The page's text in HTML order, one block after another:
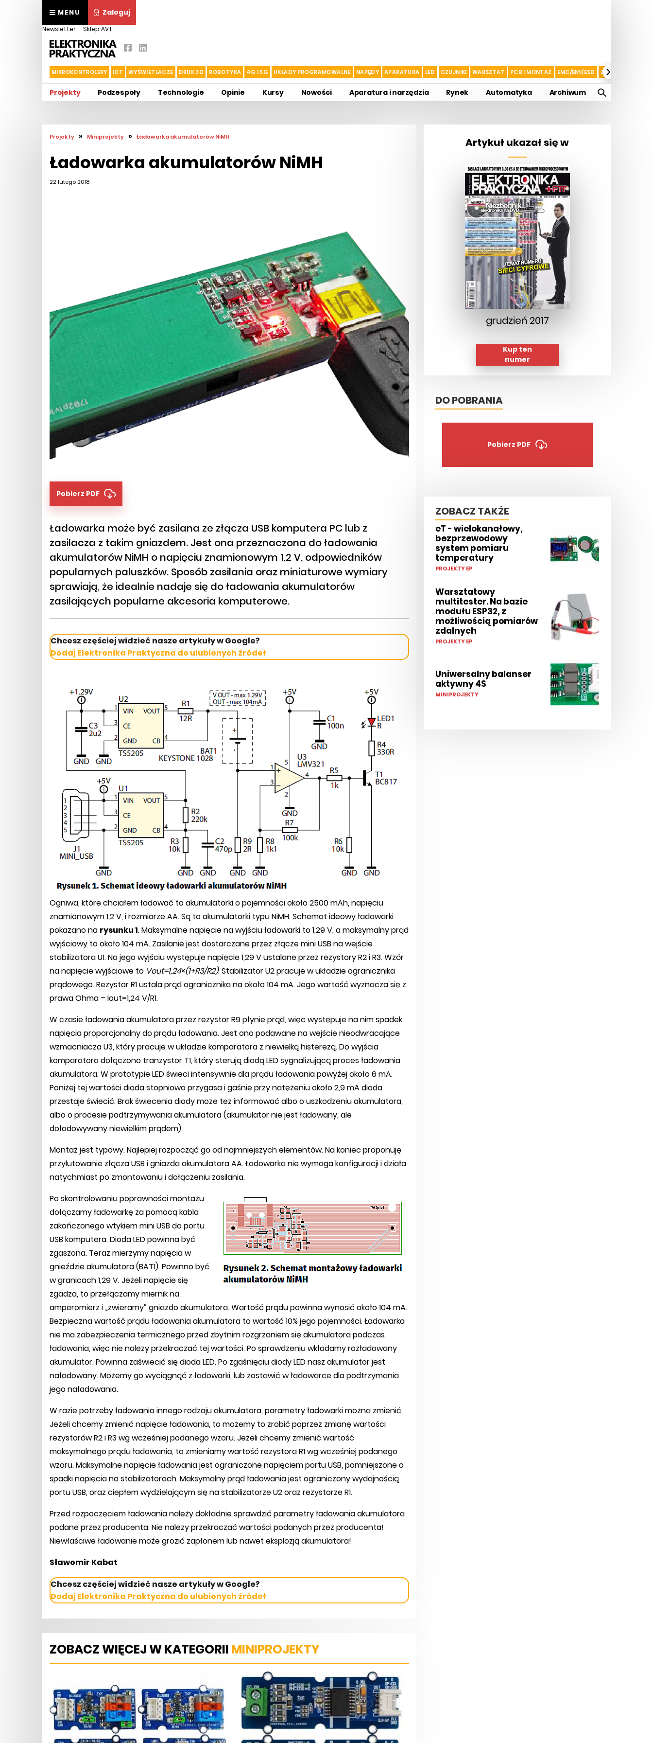
MENU Zaloguj
Newsletter Sklep AVT
MIKROKONTROLERY IOT WYŚWIETLACZE DRUK 3D ROBOTYKA 4G I 5G UKŁADY PROGRAMOWALNE NAPĘDY APARATURA LED CZUJNIKI WARSZTAT PCB I MONTAŻ EMC/EMI/ESD ZASILANIE I
Projekty Podzespoły Technologie Opinie Kursy Nowości Aparatura i narzędzia Rynek Automatyka Archiwum
Projekty » Miniprojekty » Ładowarka akumulatorów NiMH
Ładowarka akumulatorów NiMH
22 lutego 2018
Pobierz PDF
Ładowarka może być zasilana ze złącza USB komputera PC lub z
zasilacza z takim gniazdem. Jest ona przeznaczona do ładowania
akumulatorów NiMH o napięciu znamionowym 1,2 V, odpowiedników
popularnych paluszków. Sposób zasilania oraz miniaturowe wymiary
sprawiają, że idealnie nadaje się do ładowania akumulatorów
zasilających popularne akcesoria komputerowe.
Chcesz częściej widzieć nasze artykuły w Google?
Dodaj Elektronika Praktyczna do ulubionych źródeł
Ogniwa, które chciałem ładować to akumulatorki o pojemności około 2500 mAh, napięciu
znamionowym 1,2 V, i rozmiarze AA. Są to akumulatorki typu NiMH. Schemat ideowy ładowarki
pokazano na rysunku 1. Maksymalne napięcie na wyjściu ładowarki to 1,29 V, a maksymalny prąd
wyjściowy to około 104 mA. Zasilanie jest dostarczane przez złącze mini USB na wejście
stabilizatora U1. Na jego wyjściu występuje napięcie 1,29 V ustalane przez rezystory R2 i R3. Wzór
na napięcie wyjściowe to Vout=1,24×(1+R3/R2). Stabilizator U2 pracuje w układzie ogranicznika
prądowego. Rezystor R1 ustala prąd ogranicznika na około 104 mA. Jego wartość wyznacza się z
prawa Ohma – Iout=1,24 V/R1.
W czasie ładowania akumulatora przez rezystor R9 płynie prąd, więc występuje na nim spadek
napięcia proporcjonalny do prądu ładowania. Jest ono podawane na wejście nieodwracające
wzmacniacza U3, który pracuje w układzie komparatora z niewielką histerezą. Do wyjścia
komparatora dołączono tranzystor T1, który sterują diodą LED sygnalizującą proces ładowania
akumulatora. W prototypie LED świeci intensywnie dla prądu ładowania powyżej około 6 mA.
Poniżej tej wartości dioda stopniowo przygasa i gaśnie przy natężeniu około 2,9 mA dioda
przestaje świecić. Brak świecenia diody może też informować albo o uszkodzeniu akumulatora,
albo o procesie podtrzymywania akumulatora (akumulator nie jest ładowany, ale
doładowywany niewielkim prądem).
Montaż jest typowy. Najlepiej rozpocząć go od najmniejszych elementów. Na koniec proponuję
przylutowanie złącza USB i gniazda akumulatora AA. Ładowarka nie wymaga konfiguracji i działa
natychmiast po zmontowaniu i dołączeniu zasilania.
Po skontrolowaniu poprawności montażu
dołączamy ładowarkę za pomocą kabla
zakończonego wtykiem mini USB do portu
USB komputera. Dioda LED powinna być
zgaszona. Teraz mierzymy napięcia w
gnieździe akumulatora (BAT1). Powinno być
w granicach 1,29 V. Jeżeli napięcie się
zgadza, to przełączamy miernik na
amperomierz i „zwieramy” gniazdo akumulatora. Wartość prądu powinna wynosić około 104 mA.
Bezpieczna wartość prądu ładowania akumulatora to wartość 10% jego pojemności. Ładowarka
nie ma zabezpieczenia termicznego przed zbytnim rozgrzaniem się akumulatora podczas
ładowania, więc nie należy przekraczać tej wartości. Po sprawdzeniu wkładamy rozładowany
akumulator. Powinna zaświecić się dioda LED. Po zgaśnięciu diody LED nasz akumulator jest
naładowany. Możemy go wyciągnąć z ładowarki, lub zostawić w ładowarce dla podtrzymania
jego naładowania.
W razie potrzeby ładowania innego rodzaju akumulatora, parametry ładowarki można zmienić.
Jeżeli chcemy zmienić napięcie ładowania, to możemy to zrobić poprzez zmianę wartości
rezystorów R2 i R3 wg wcześniej podanego wzoru. Jeżeli chcemy zmienić wartość
maksymalnego prądu ładowania, to zmieniamy wartość rezystora R1 wg wcześniej podanego
wzoru. Maksymalne napięcie ładowania jest ograniczone napięciem portu USB, pomniejszone o
spadki napięcia na stabilizatorach. Maksymalny prąd ładowania jest ograniczony wydajnością
portu USB, oraz ciepłem wydzielającym się na stabilizatorze U2 oraz rezystorze R1.
Przed rozpoczęciem ładowania należy dokładnie sprawdzić parametry ładowania akumulatora
podane przez producenta. Nie należy przekraczać wartości podanych przez producenta!
Niewłaściwe ładowanie może grozić zapłonem lub nawet eksplozją akumulatora!
Sławomir Kabat
Chcesz częściej widzieć nasze artykuły w Google?
Dodaj Elektronika Praktyczna do ulubionych źródeł
Artykuł ukazał się w
grudzień 2017
Kup ten
numer
DO POBRANIA
Pobierz PDF
ZOBACZ TAKŻE
eT - wielokanałowy,
bezprzewodowy
system pomiaru
temperatury
PROJEKTY EP
Warsztatowy
multitester. Na bazie
modułu ESP32, z
możliwością pomiarów
zdalnych
PROJEKTY EP
Uniwersalny balanser
aktywny 4S
MINIPROJEKTY
ZOBACZ WIĘCEJ W KATEGORII MINIPROJEKTY